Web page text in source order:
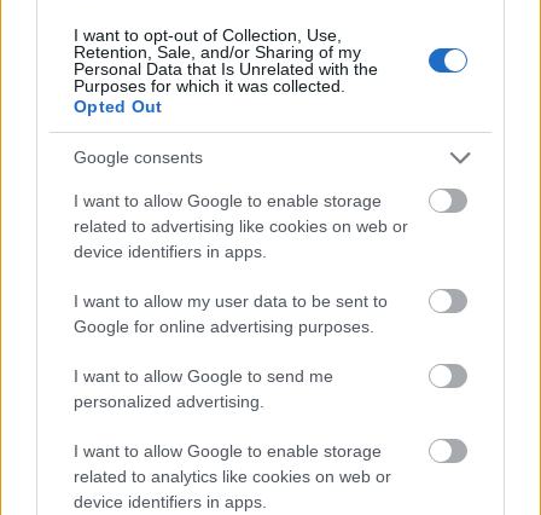
I want to opt-out of Collection, Use,
Retention, Sale, and/or Sharing of my
Personal Data that Is Unrelated with the
Purposes for which it was collected.
Opted Out
Google consents
I want to allow Google to enable storage
related to advertising like cookies on web or
device identifiers in apps.
I want to allow my user data to be sent to
Google for online advertising purposes.
I want to allow Google to send me
personalized advertising.
I want to allow Google to enable storage
related to analytics like cookies on web or
device identifiers in apps.
Film Külföldi Hollywoodi filmipar
SZEMBE MERSZ NÉZNI AZZAL, AKIVÉ